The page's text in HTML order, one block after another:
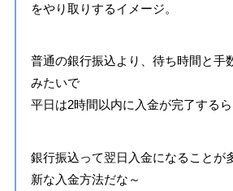
をやり取りするイメージ。
普通の銀行振込より、待ち時間と手
みたいで
平日は2時間以内に入金が完了するら
銀行振込って翌日入金になることが
新な入金方法だな～